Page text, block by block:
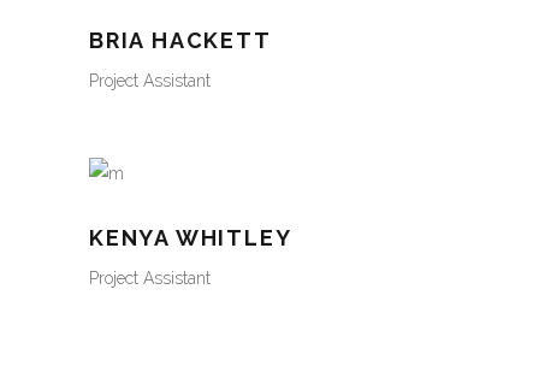
BRIA HACKETT
Project Assistant
KENYA WHITLEY
Project Assistant